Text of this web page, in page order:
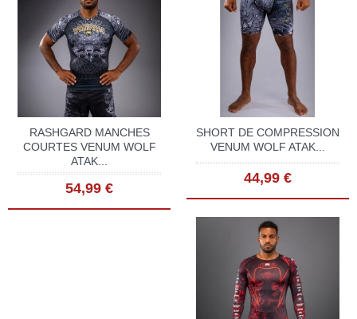
RASHGARD MANCHES
COURTES VENUM WOLF
ATAK...
54,99 €
SHORT DE COMPRESSION
VENUM WOLF ATAK...
44,99 €